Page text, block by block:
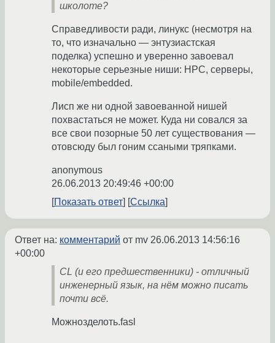
школоте?
Справедливости ради, линукс (несмотря на
то, что изначально — энтузиастская
поделка) успешно и уверенно завоевал
некоторые серьезные ниши: HPC, серверы,
mobile/embedded.
Лисп же ни одной завоеванной нишей
похвастаться не может. Куда ни совался за
все свои позорные 50 лет существования —
отовсюду был гоним ссаными тряпками.
anonymous
26.06.2013 20:49:46 +00:00
Показать ответ
Ссылка
Ответ на: комментарий от mv 26.06.2013 14:56:16
+00:00
CL (и его предшественники) - отличный
инженерный язык, на нём можно писать
почти всё.
Можнозделоть.fasl